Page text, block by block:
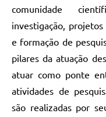
comunidade
investigação,
e formação de
pilares da atuação
atuar como ponte
atividades de
são realizadas por